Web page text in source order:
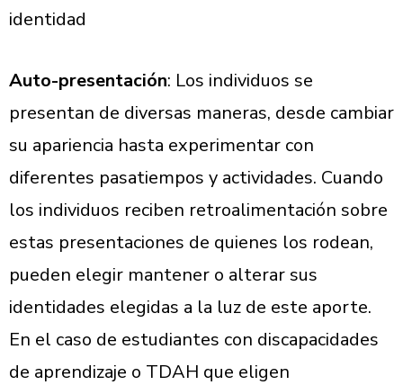
identidad
Auto-presentación: Los individuos se
presentan de diversas maneras, desde cambiar
su apariencia hasta experimentar con
diferentes pasatiempos y actividades. Cuando
los individuos reciben retroalimentación sobre
estas presentaciones de quienes los rodean,
pueden elegir mantener o alterar sus
identidades elegidas a la luz de este aporte.
En el caso de estudiantes con discapacidades
de aprendizaje o TDAH que eligen